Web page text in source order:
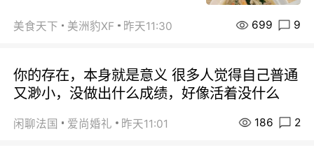
美食天下 美洲豹XF 昨天11:30 699 9
你的存在，本身就是意义 很多人觉得自己普通
又渺小，没做出什么成绩，好像活着没什么
闲聊法国 爱尚婚礼 昨天11:01 186 2